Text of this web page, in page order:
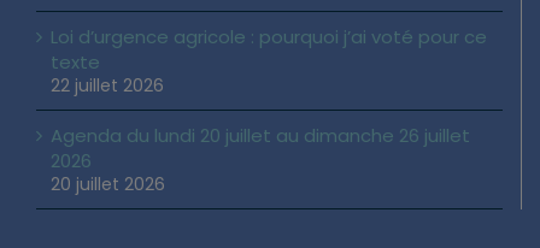
Loi d’urgence agricole : pourquoi j’ai voté pour ce
texte
22 juillet 2026
Agenda du lundi 20 juillet au dimanche 26 juillet
2026
20 juillet 2026